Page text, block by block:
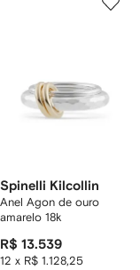
Spinelli Kilcollin
Anel Agon de ouro
amarelo 18k
R$ 13.539
12 x R$ 1.128,25